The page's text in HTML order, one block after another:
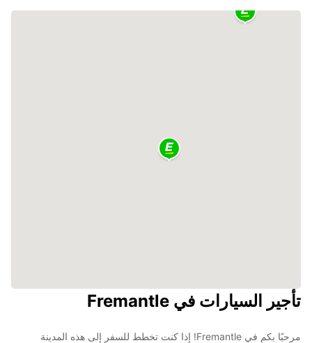
تأجير السيارات في Fremantle
مرحبًا بكم في Fremantle! إذا كنت تخطط للسفر إلى هذه المدينة